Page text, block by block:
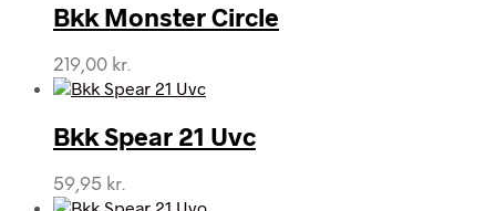
var:
85,00 kr..
er:
69,00 kr..
Bkk Monster Circle
219,00 kr.
Bkk Spear 21 Uvc
59,95 kr.